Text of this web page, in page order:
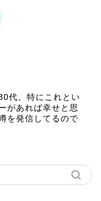
代。特にこれとい
があれば幸せと思
を発信してるので